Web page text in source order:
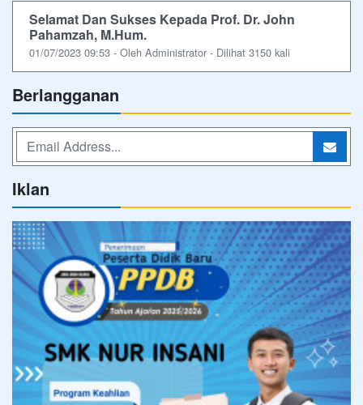
Selamat Dan Sukses Kepada Prof. Dr. John
Pahamzah, M.Hum.
01/07/2023 09:53 - Oleh Administrator - Dilihat 3150 kali
Berlangganan
Iklan